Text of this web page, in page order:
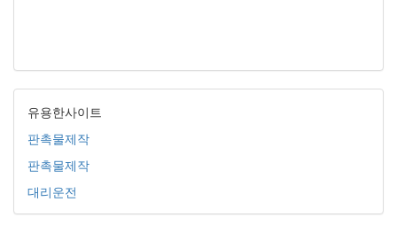
유용한사이트
판촉물제작
판촉물제작
대리운전